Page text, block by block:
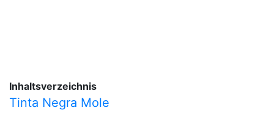
Inhaltsverzeichnis
Tinta Negra Mole